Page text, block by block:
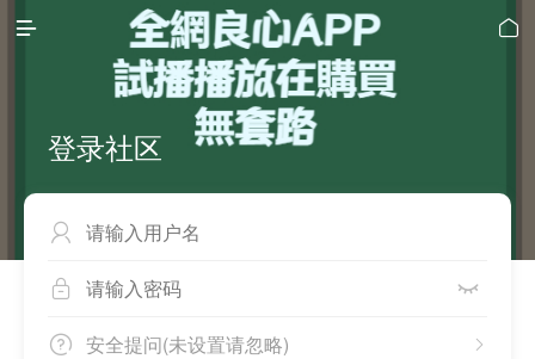
 
登录社区

 
 
安全提问(未设置请忽略)